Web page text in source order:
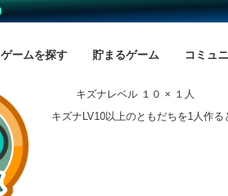
ゲームを探す 貯まるゲーム コミュ
キズナレベル １０ × １人
キズナLV10以上のともだちを1人作る